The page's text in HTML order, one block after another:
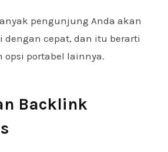
pengunjung Anda akan
dengan cepat, dan itu berarti
opsi portabel lainnya.
Backlink